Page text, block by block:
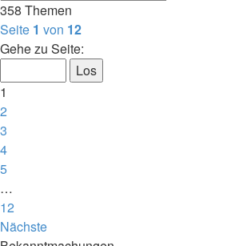
358 Themen
Seite 1 von 12
Gehe zu Seite:
1
2
3
4
5
…
12
Nächste